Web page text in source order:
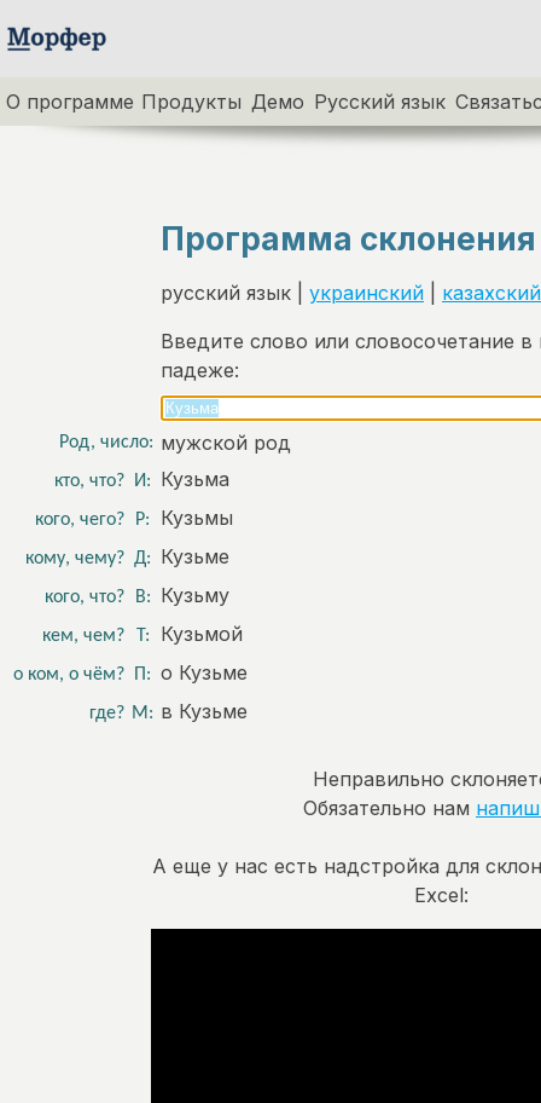
О программе Продукты Демо Русский язык
Программа
русский язык | украинский
казахский
Введите слово или словосочетание
падеже:
Род, число: мужской род
кто, что? И: Кузьма
кого, чего? Р: Кузьмы
кому, чему? Д: Кузьме
кого, что? В: Кузьму
кем, чем? Т: Кузьмой
о ком, о чём? П: о Кузьме
где? М: в Кузьме
Неправильно
Обязательно нам
А еще у нас есть надстройка для
Excel: